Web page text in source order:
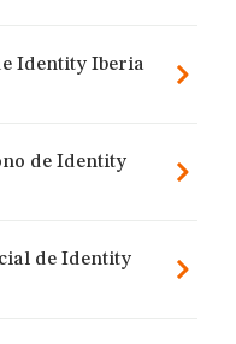
Identity Iberia
de Identity
de Identity